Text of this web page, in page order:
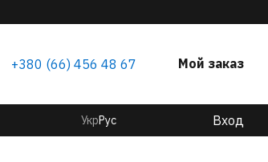
+380 (66) 456 48 67 Мой заказ
УкрРус Вход